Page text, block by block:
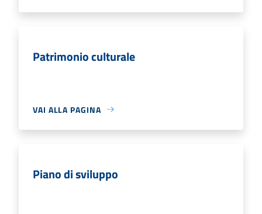
Patrimonio culturale
VAI ALLA PAGINA
Piano di sviluppo